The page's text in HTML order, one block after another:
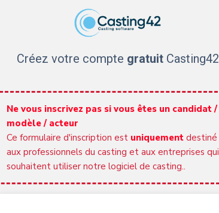
Créez votre compte gratuitCasting42
Ne vous inscrivez pas si vous êtes un candidat /
modèle / acteur
Ce formulaire d'inscription est uniquement destiné
aux professionnels du casting et aux entreprises qui
souhaitent utiliser notre logiciel de casting..